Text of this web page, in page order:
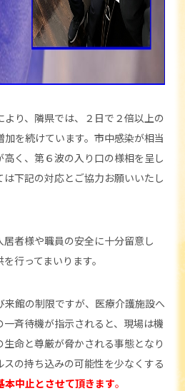
り、隣県では、２日で２倍以上の
を続けています。市中感染が相当
く、第６波の入り口の様相を呈し
下記の対応とご協力お願いいたし
者様や職員の安全に十分留意し
行ってまいります。
館の制限ですが、医療介護施設へ
斉待機が指示されると、現場は機
命と尊厳が脅かされる事態となり
の持ち込みの可能性を少なくする
本中止とさせて頂きます。